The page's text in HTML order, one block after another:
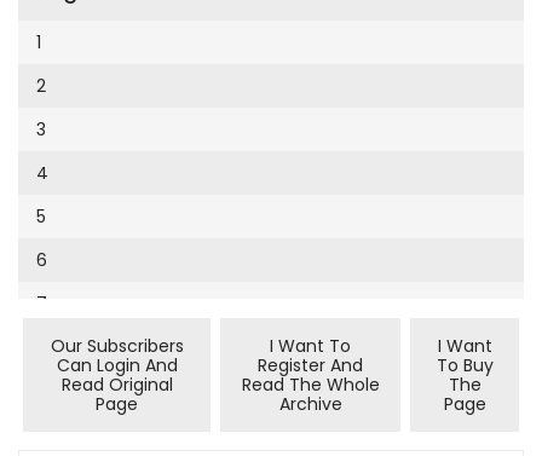
Cumhuriyet Sağlıklı Beslenme
Cumhuriyet Sokak
Cumhuriyet Spor
Cumhuriyet Strateji
Cumhuriyet Tarım
Cumhuriyet Yılbaşı
Çerçeve Eki
Dergi Eki
Ekonomi Eki
1994
9
10
11
12
13
14
15
16
1
2
3
4
5
6
7
Our Subscribers
Can Login And
Read Original
Page
I Want To
Register And
Read The Whole
Archive
I Want
To Buy
The
Page